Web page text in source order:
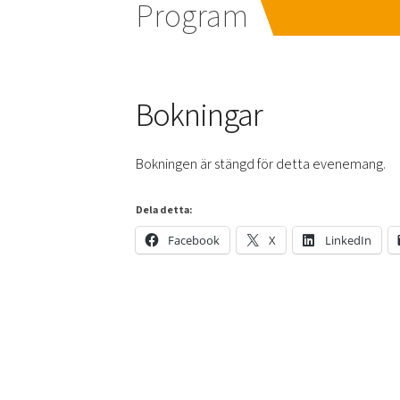
Program
Bokningar
Bokningen är stängd för detta evenemang.
Dela detta:
Facebook X LinkedIn